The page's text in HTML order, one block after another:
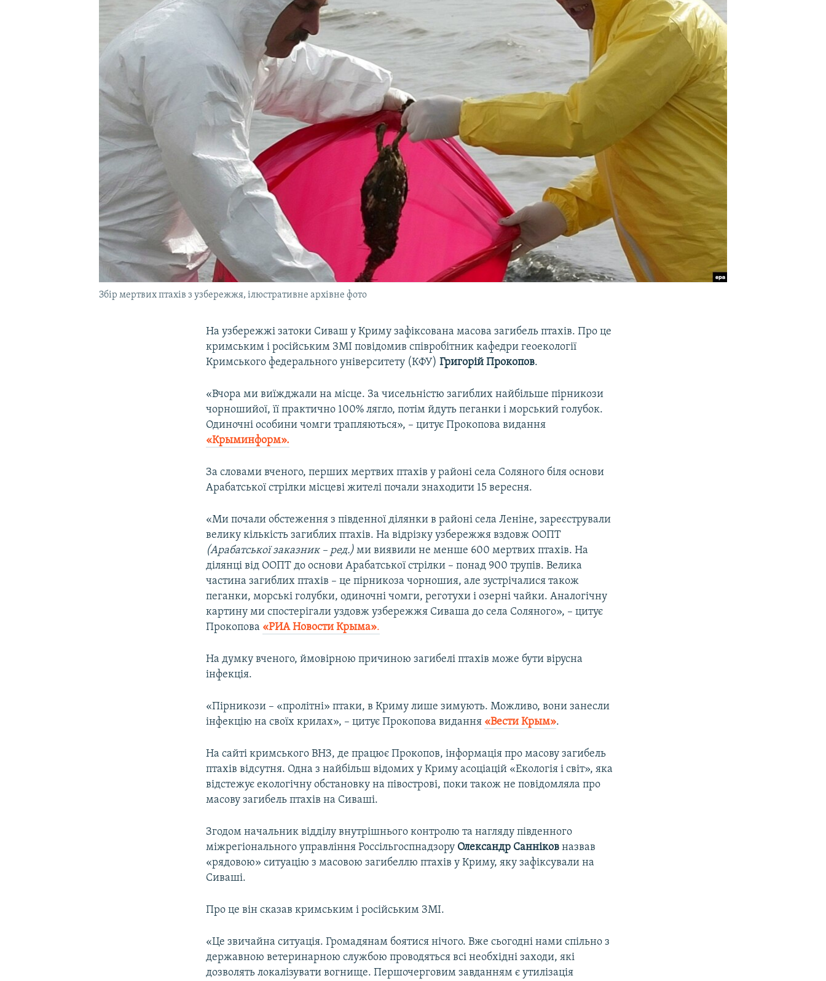
УКРАЇНСЬКА ПРОБЛЕМА КРИМУ
Збір мертвих птахів з узбережжя, ілюстративне архівне фото
На узбережжі затоки Сиваш у Криму зафіксована масова загибель птахів. Про це
кримським і російським ЗМІ повідомив співробітник кафедри геоекології
Кримського федерального університету (КФУ)Григорій Прокопов.
«Вчора ми виїжджали на місце. За чисельністю загиблих найбільше пірникози
чорношийої, її практично 100% лягло, потім йдуть пеганки і морський голубок.
Одиночні особини чомги трапляються», – цитує Прокопова видання
«Крыминформ».
За словами вченого, перших мертвих птахів у районі села Соляного біля основи
Арабатської стрілки місцеві жителі почали знаходити 15 вересня.
«Ми почали обстеження з південної ділянки в районі села Леніне, зареєстрували
велику кількість загиблих птахів. На відрізку узбережжя вздовж ООПТ
(Арабатської заказник – ред.) ми виявили не менше 600 мертвих птахів. На
ділянці від ООПТ до основи Арабатської стрілки – понад 900 трупів. Велика
частина загиблих птахів – це пірникоза чорношия, але зустрічалися також
пеганки, морські голубки, одиночні чомги, реготухи і озерні чайки. Аналогічну
картину ми спостерігали уздовж узбережжя Сиваша до села Соляного», – цитує
Прокопова «РИА Новости Крыма».
На думку вченого, ймовірною причиною загибелі птахів може бути вірусна
інфекція.
«Пірникози – «пролітні» птаки, в Криму лише зимують. Можливо, вони занесли
інфекцію на своїх крилах», – цитує Прокопова видання «Вести Крым».
На сайті кримського ВНЗ, де працює Прокопов, інформація про масову загибель
птахів відсутня. Одна з найбільш відомих у Криму асоціацій «Екологія і світ», яка
відстежує екологічну обстановку на півострові, поки також не повідомляла про
масову загибель птахів на Сиваші.
Згодом начальник відділу внутрішнього контролю та нагляду південного
міжрегіонального управління Россільгоспнадзору Олександр Санніков назвав
«рядовою» ситуацію з масовою загибеллю птахів у Криму, яку зафіксували на
Сиваші.
Про це він сказав кримським і російським ЗМІ.
«Це звичайна ситуація. Громадянам боятися нічого. Вже сьогодні нами спільно з
державною ветеринарною службою проводяться всі необхідні заходи, які
дозволять локалізувати вогнище. Першочерговим завданням є утилізація